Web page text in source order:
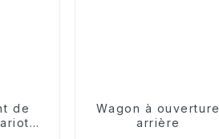
de
Wagon à ouverture
arrière